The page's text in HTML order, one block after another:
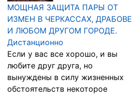
МОЩНАЯ ЗАЩИТА ПАРЫ ОТ
ИЗМЕН В ЧЕРКАССАХ, ДРАБОВЕ
И ЛЮБОМ ДРУГОМ ГОРОДЕ.
Дистанционно
Если у вас все хорошо, и вы
любите друг друга, но
вынуждены в силу жизненных
обстоятельств некоторое